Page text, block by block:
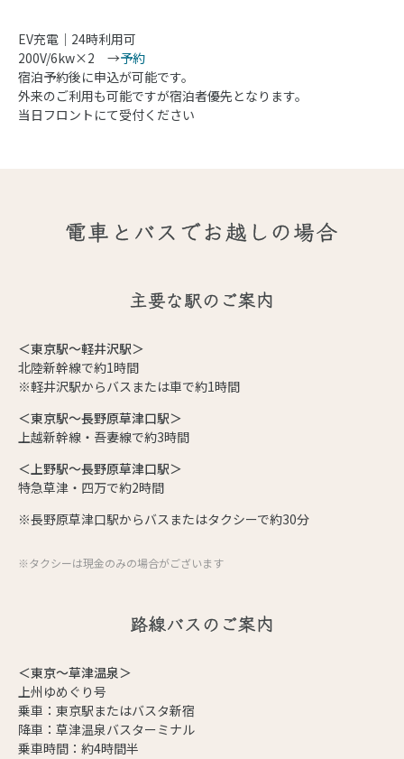
EV充電｜24時利用可
200V/6kw×2 →予約
宿泊予約後に申込が可能です。
外来のご利用も可能ですが宿泊者優先となります。
当日フロントにて受付ください
電車とバスでお越しの場合
主要な駅のご案内
＜東京駅～軽井沢駅＞
北陸新幹線で約1時間
※軽井沢駅からバスまたは車で約1時間
＜東京駅～長野原草津口駅＞
上越新幹線・吾妻線で約3時間
＜上野駅～長野原草津口駅＞
特急草津・四万で約2時間
※長野原草津口駅からバスまたはタクシーで約30分
※タクシーは現金のみの場合がございます
路線バスのご案内
＜東京～草津温泉＞
上州ゆめぐり号
乗車：東京駅またはバスタ新宿
降車：草津温泉バスターミナル
乗車時間：約4時間半